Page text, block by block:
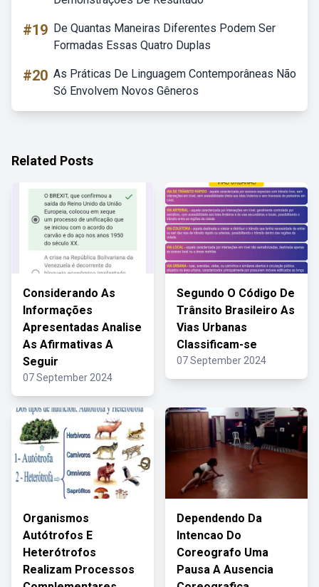
#19 De Quantas Maneiras Diferentes Podem Ser
Formadas Essas Quatro Duplas
#20 As Práticas De Linguagem Contemporâneas Não
Só Envolvem Novos Gêneros
Related Posts
Considerando As
Informações
Apresentadas Analise
As Afirmativas A
Seguir
07 September 2024
Segundo O Código De
Trânsito Brasileiro As
Vias Urbanas
Classificam-se
07 September 2024
Organismos
Autótrofos E
Heterótrofos
Realizam Processos
Dependendo Da
Intencao Do
Coreografo Uma
Pausa A Ausencia